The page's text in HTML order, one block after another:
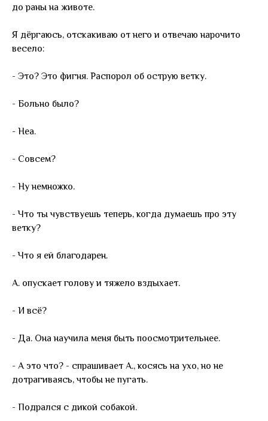
до раны на животе.
Я дёргаюсь, отскакиваю от него и отвечаю нарочито
весело:
- Это? Это фигня. Распорол об острую ветку.
- Больно было?
- Неа.
- Совсем?
- Ну немножко.
- Что ты чувствуешь теперь, когда думаешь про эту
ветку?
- Что я ей благодарен.
А. опускает голову и тяжело вздыхает.
- И всё?
- Да. Она научила меня быть поосмотрительнее.
- А это что? - спрашивает А., косясь на ухо, но не
дотрагиваясь, чтобы не пугать.
- Подрался с дикой собакой.